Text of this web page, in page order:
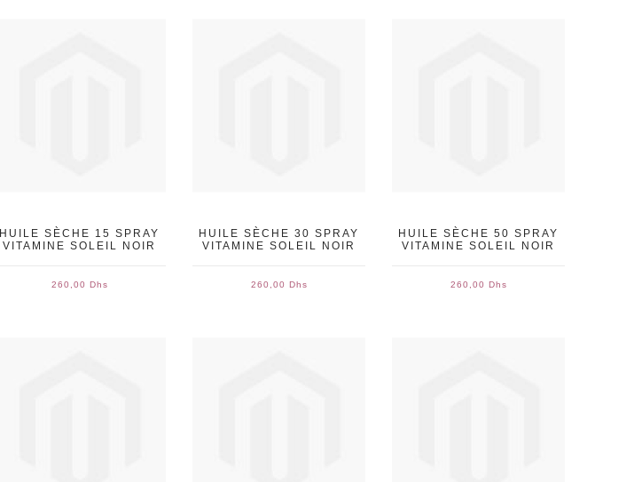
HUILE SÈCHE 15 SPRAY
VITAMINE SOLEIL NOIR
260,00 Dhs
HUILE SÈCHE 30 SPRAY
VITAMINE SOLEIL NOIR
260,00 Dhs
HUILE SÈCHE 50 SPRAY
VITAMINE SOLEIL NOIR
260,00 Dhs